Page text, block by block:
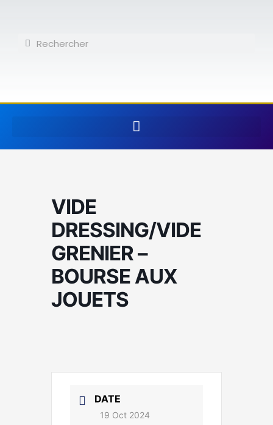
contenuRechercher
Rechercher
VIDE
DRESSING/VIDE
GRENIER –
BOURSE AUX
JOUETS
DATE
19 Oct 2024